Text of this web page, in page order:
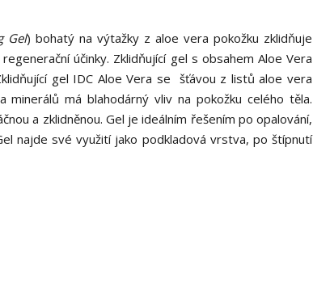
Gel) bohatý na výtažky z aloe vera pokožku zklidňuje
účinky. Zklidňující gel s obsahem Aloe Vera
gel IDC Aloe Vera se šťávou z listů aloe vera
minerálů má blahodárný vliv na pokožku celého těla.
a zklidněnou. Gel je ideálním řešením po opalování,
najde své využití jako podkladová vrstva, po štípnutí